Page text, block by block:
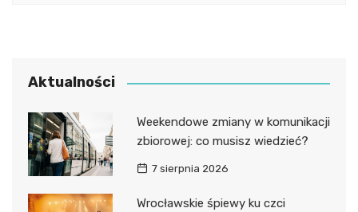
Aktualności
Weekendowe zmiany w komunikacji
zbiorowej: co musisz wiedzieć?
7 sierpnia 2026
Wrocławskie śpiewy ku czci